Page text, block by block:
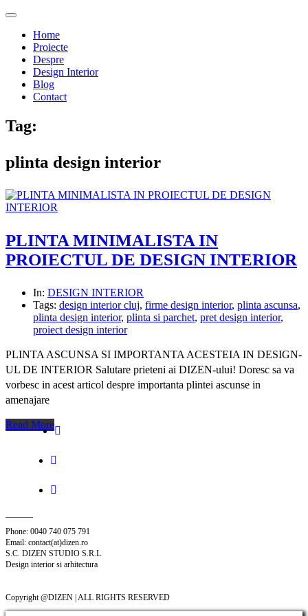
Home
Proiecte
Despre
Design Interior
Blog
Contact
Tag:
plinta design interior
PLINTA MINIMALISTA IN
PROIECTUL DE DESIGN INTERIOR
In: DESIGN INTERIOR
Tags: design interior cluj, firme design interior, plinta ascunsa,
plinta design interior, plinta si parchet, pret design interior,
proiect design interior
PLINTA ASCUNSA SI IMPORTANTA ACESTEIA IN DESIGN-
UL DE INTERIOR Salutare prieteni ai DIZEN-ului! Doresc sa va
vorbesc in acest articol despre importanta plintei ascunse in
amenajare
Read More
Phone: 0040 740 075 791
Email: contact(at)dizen.ro
S.C. DIZEN STUDIO S.R.L
Design interior si arhitectura
Copyright @DIZEN | ALL RIGHTS RESERVED